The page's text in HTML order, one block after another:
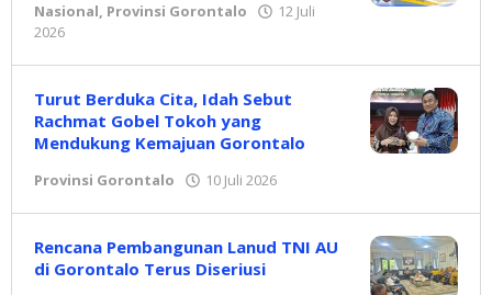
Nasional, Provinsi Gorontalo
12 Juli
2026
Turut Berduka Cita, Idah Sebut
Rachmat Gobel Tokoh yang
Mendukung Kemajuan Gorontalo
Provinsi Gorontalo 10 Juli 2026
Rencana Pembangunan Lanud TNI AU
di Gorontalo Terus Diseriusi